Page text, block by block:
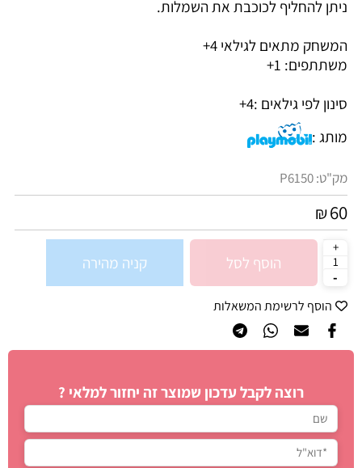
ניתן להחליף לכוכבת את השמלות.
המשחק מתאים לגילאי 4+
משתתפים: 1+
סינון לפי גילאים :4+
מותג :
מק"ט:P6150
₪60
הוסף לסל קניה מהירה
הוסף לרשימת המשאלות
רוצה לקבל עדכון שמוצר זה יחזור למלאי ?